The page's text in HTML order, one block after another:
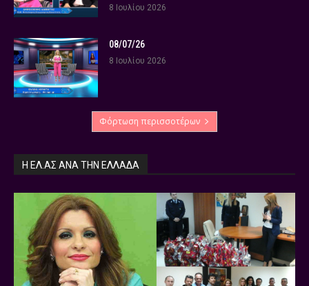
8 Ιουλίου 2026
08/07/26
8 Ιουλίου 2026
Φόρτωση περισσοτέρων
Η ΕΛ.ΑΣ ΑΝΆ ΤΗΝ ΕΛΛΆΔΑ